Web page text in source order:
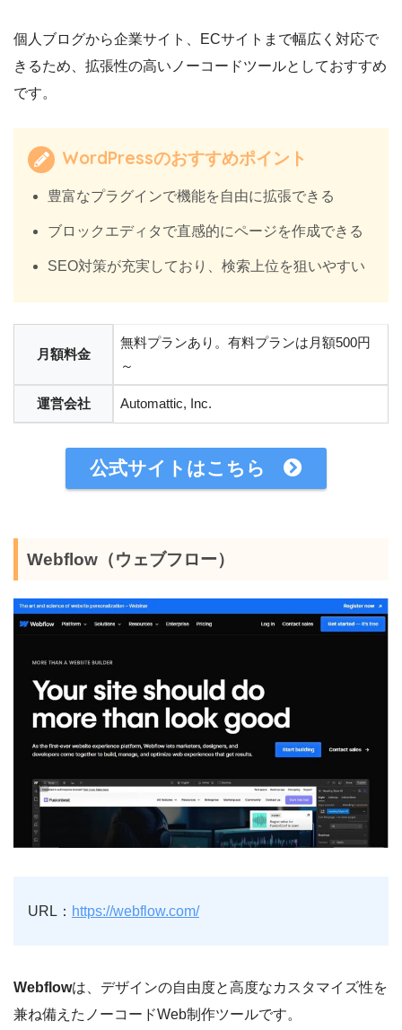
個人ブログから企業サイト、ECサイトまで幅広く対応で
きるため、拡張性の高いノーコードツールとしておすすめ
です。
WordPressのおすすめポイント
豊富なプラグインで機能を自由に拡張できる
ブロックエディタで直感的にページを作成できる
SEO対策が充実しており、検索上位を狙いやすい
月額料金
無料プランあり。有料プランは月額500円
～
運営会社 Automattic, Inc.
公式サイトはこちら
Webflow（ウェブフロー）
URL： https://webflow.com/
Webflowは、デザインの自由度と高度なカスタマイズ性を
兼ね備えたノーコードWeb制作ツールです。